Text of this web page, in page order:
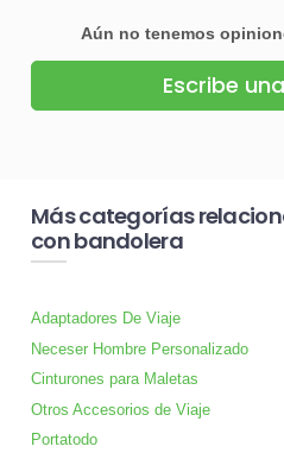
Aún no tenemos
Escribe
Más categorías
con bandolera
Adaptadores De Viaje
Neceser Hombre Personalizado
Cinturones para Maletas
Otros Accesorios de Viaje
Portatodo